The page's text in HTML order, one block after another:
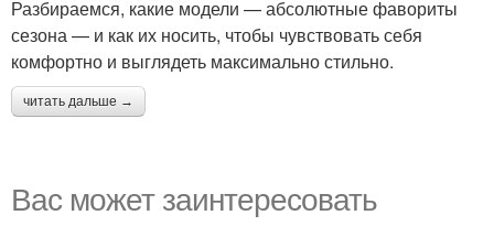
Разбираемся, какие модели — абсолютные фавориты
сезона — и как их носить, чтобы чувствовать себя
комфортно и выглядеть максимально стильно.
читать дальше →
Вас может заинтересовать